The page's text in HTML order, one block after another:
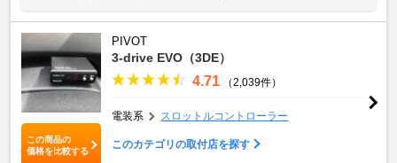
この商品の
価格を比較する
PIVOT
3-drive EVO（3DE）
4.71 （2,039件）
電装系 スロットルコントローラー
このカテゴリの取付店を探す